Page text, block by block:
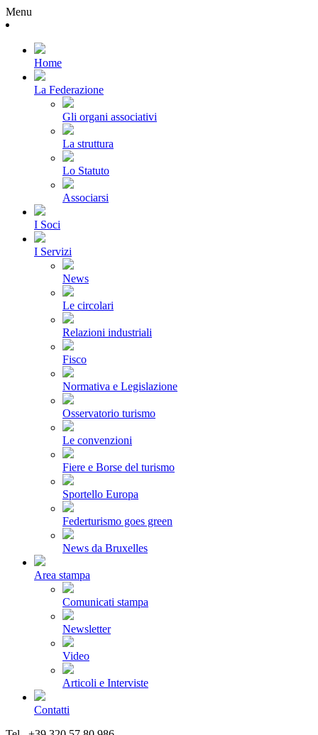
Menu
Home
La Federazione
Gli organi associativi
La struttura
Lo Statuto
Associarsi
I Soci
I Servizi
News
Le circolari
Relazioni industriali
Fisco
Normativa e Legislazione
Osservatorio turismo
Le convenzioni
Fiere e Borse del turismo
Sportello Europa
Federturismo goes green
News da Bruxelles
Area stampa
Comunicati stampa
Newsletter
Video
Articoli e Interviste
Contatti